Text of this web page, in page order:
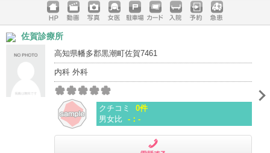
ホームペ
ージ
動画 写真 女医 駐車場
クレジッ
入院 予約 急患
佐賀診療所
高知県幡多郡黒潮町佐賀7461
内科 外科
クチコミ
0件
男女比 -：-